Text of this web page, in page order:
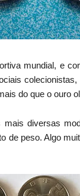
mundial, e
do que o ouro
diversas
de peso. Algo